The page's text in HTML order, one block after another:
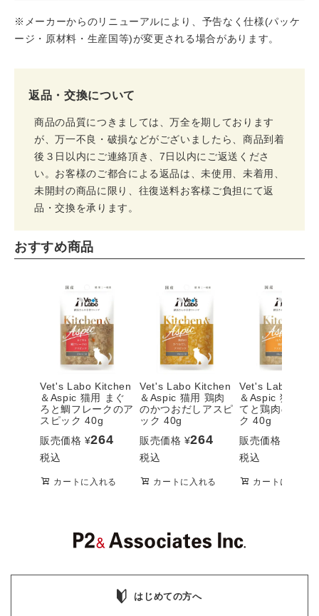
※メーカーからのリニューアルにより、予告なく仕様(パッケ
ージ・原材料・生産国等)が変更される場合があります。
返品・交換について
商品の品質につきましては、万全を期しております
が、万一不良・破損などがございましたら、商品到着
後３日以内にご連絡頂き、7日以内にご返送くださ
い。お客様のご都合による返品は、未使用、未着用、
未開封の商品に限り、往復送料お客様ご負担にて返
品・交換を承ります。
おすすめ商品
Vet's Labo Kitchen
＆Aspic 猫用 まぐ
ろと鯛フレークのア
スピック 40g
販売価格 ¥264
税込
カートに入れる
Vet's Labo Kitchen
＆Aspic 猫用 鶏肉
のかつおだしアスピ
ック 40g
販売価格 ¥264
税込
カートに入れる
Vet's Labo
＆Aspic 猫用 ほ
てと鶏肉のアス
ク 40g
販売価格
税込
カートに入れる
はじめての方へ